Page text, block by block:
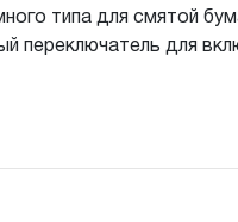
типа для смятой
переключатель для